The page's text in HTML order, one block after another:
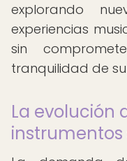
explorando
experiencias
sin
tranquilidad de
La evolución
instrumentos